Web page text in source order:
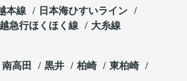
本線
日本海ひすいライン
急行ほくほく線 大糸線
南高田 黒井 柏崎
東柏崎